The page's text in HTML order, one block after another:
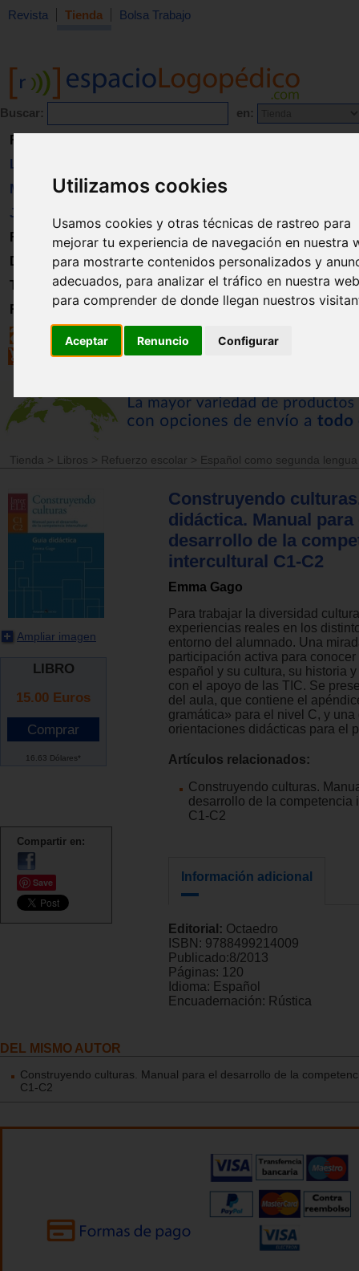
Utilizamos cookies
Usamos cookies y otras técnicas de rastreo para
mejorar tu experiencia de navegación en nuestra
para mostrarte contenidos personalizados y
adecuados, para analizar el tráfico en nuestra
para comprender de donde llegan nuestros
Aceptar Renuncio Configurar
Revista Tienda Bolsa Trabajo
Buscar: en:
Revista
Libros
Material
Juguetes
Formación
Directorio
Trabajo
Registro
Tienda > Libros > Refuerzo escolar > Español como segunda lengua
Ampliar imagen
LIBRO
15.00 Euros
16.63 Dólares*
Compartir en:
Save
Construyendo
didáctica. Manual para
desarrollo de la
intercultural C1-C2
Emma Gago
Para trabajar la diversidad
experiencias reales en los
entorno del alumnado. Una
participación activa para
español y su cultura, su historia
con el apoyo de las TIC. Se
del aula, que contiene el
gramática» para el nivel C, y una
orientaciones didácticas para el
Artículos relacionados:
Construyendo culturas.
desarrollo de la competencia
C1-C2
Información adicional
Editorial: Octaedro
ISBN: 9788499214009
Publicado:8/2013
Páginas: 120
Idioma: Español
Encuadernación: Rústica
DEL MISMO AUTOR
Construyendo culturas. Manual para el desarrollo de la
C1-C2